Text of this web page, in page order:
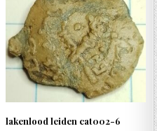
lakenlood leiden cat002-6